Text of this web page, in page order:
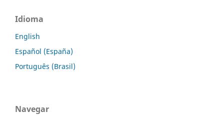
Idioma
English
Español (España)
Português (Brasil)
Navegar